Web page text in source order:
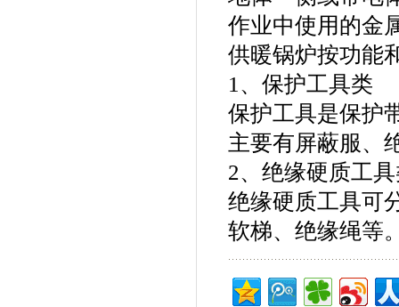
作业中使用的金
供暖锅炉按功能
1、保护工具类
保护工具是保护
主要有屏蔽服、
2、绝缘硬质工
绝缘硬质工具可
软梯、绝缘绳等